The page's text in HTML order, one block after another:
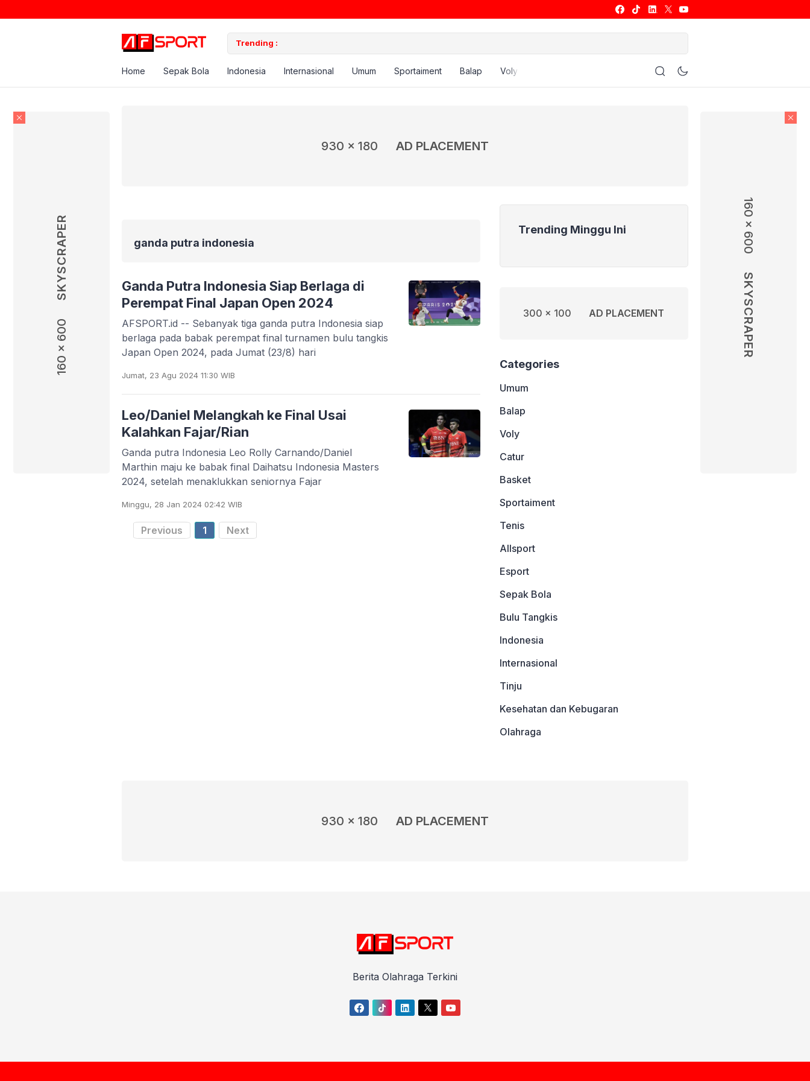
160 x 600
SKYSCRAPER 160 x 600
SKYSCRAPER
Trending :
Home Sepak Bola Indonesia Internasional Umum Sportaiment Balap Voly Allsport
930 x 180 AD PLACEMENT
ganda putra indonesia
Ganda Putra Indonesia Siap Berlaga di
Perempat Final Japan Open 2024
AFSPORT.id -- Sebanyak tiga ganda putra Indonesia siap
berlaga pada babak perempat final turnamen bulu tangkis
Japan Open 2024, pada Jumat (23/8) hari
Jumat, 23 Agu 2024 11:30 WIB
Leo/Daniel Melangkah ke Final Usai
Kalahkan Fajar/Rian
Ganda putra Indonesia Leo Rolly Carnando/Daniel
Marthin maju ke babak final Daihatsu Indonesia Masters
2024, setelah menaklukkan seniornya Fajar
Minggu, 28 Jan 2024 02:42 WIB
Previous 1 Next
Trending Minggu Ini
300 x 100 AD PLACEMENT
Categories
Umum
Balap
Voly
Catur
Basket
Sportaiment
Tenis
Allsport
Esport
Sepak Bola
Bulu Tangkis
Indonesia
Internasional
Tinju
Kesehatan dan Kebugaran
Olahraga
930 x 180 AD PLACEMENT
Berita Olahraga Terkini